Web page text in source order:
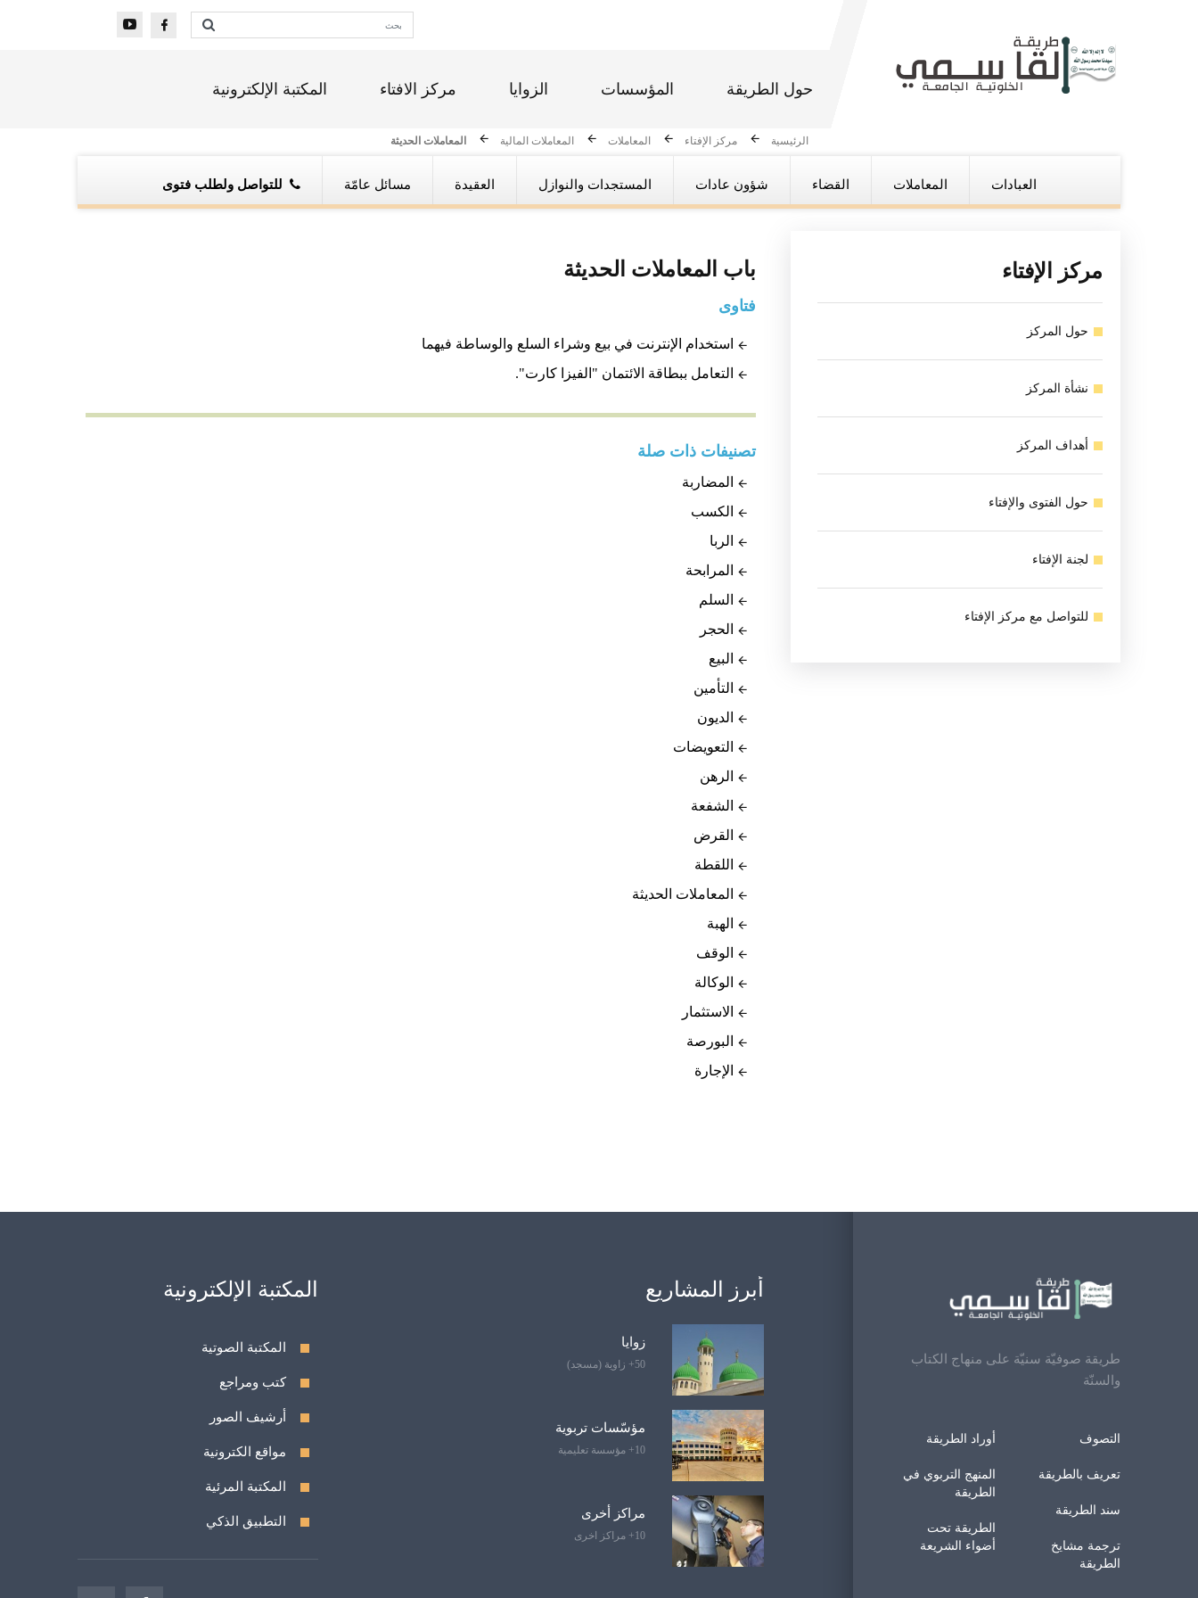
حول الطريقة المؤسسات الزوايا مركز الافتاء المكتبة الإلكترونية
الرئيسية مركز الإفتاء المعاملات المعاملات المالية المعاملات الحديثة
العبادات المعاملات القضاء شؤون عادات المستجدات والنوازل العقيدة مسائل عامّة للتواصل ولطلب فتوى
باب المعاملات الحديثة
فتاوى
استخدام الإنترنت في بيع وشراء السلع والوساطة فيهما
التعامل ببطاقة الائتمان "الفيزا كارت".
تصنيفات ذات صلة
المضاربة
الكسب
الربا
المرابحة
السلم
الحجر
البيع
التأمين
الديون
التعويضات
الرهن
الشفعة
القرض
اللقطة
المعاملات الحديثة
الهبة
الوقف
الوكالة
الاستثمار
البورصة
الإجارة
مركز الإفتاء
حول المركز
نشأة المركز
أهداف المركز
حول الفتوى والإفتاء
لجنة الإفتاء
للتواصل مع مركز الإفتاء
طريقة صوفيّة سنيّة على منهاج الكتاب
والسنّة
التصوف
تعريف بالطريقة
سند الطريقة
ترجمة مشايخ
الطريقة
أوراد الطريقة
المنهج التربوي في
الطريقة
الطريقة تحت
أضواء الشريعة
أبرز المشاريع
زوايا
50+ زاوية (مسجد)
مؤسّسات تربوية
10+ مؤسسة تعليمية
مراكز أخرى
10+ مراكز اخرى
المكتبة الإلكترونية
المكتبة الصوتية
كتب ومراجع
أرشيف الصور
مواقع الكترونية
المكتبة المرئية
التطبيق الذكي